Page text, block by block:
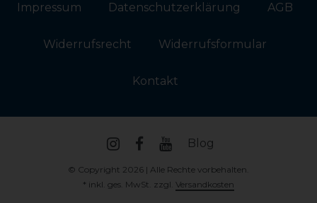
Impressum Daten­schutz­erklärung AGB
Widerrufs­recht Widerrufs­formular
Kontakt
Blog
© Copyright 2026 | Alle Rechte vorbehalten.
* inkl. ges. MwSt. zzgl. Versandkosten